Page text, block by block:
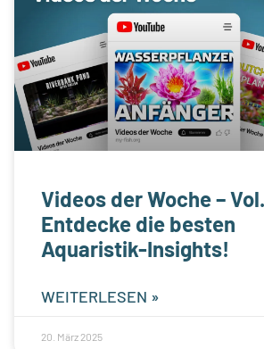
Videos der Woche –
Entdecke die besten
Aquaristik-Insights!
WEITERLESEN »
20. März 2025